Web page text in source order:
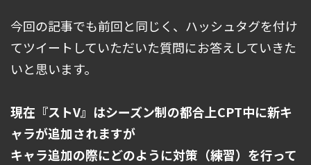
今回の記事でも前回と同じく、ハッシュタグを付け
てツイートしていただいた質問にお答えしていきた
いと思います。
現在『ストV』はシーズン制の都合上CPT中に新キ
ャラが追加されますが
キャラ追加の際にどのように対策（練習）を行って